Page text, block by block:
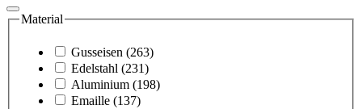
Material
Gusseisen (263)
Edelstahl (231)
Aluminium (198)
Emaille (137)